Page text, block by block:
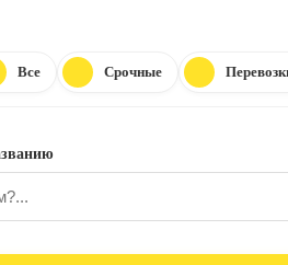
Все Срочные